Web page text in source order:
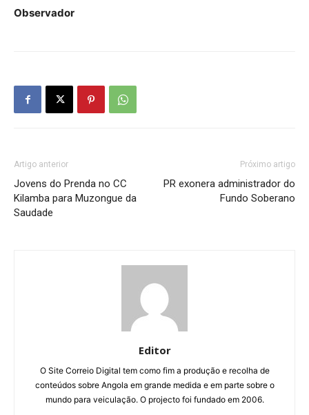
Observador
Artigo anterior
Jovens do Prenda no CC
Kilamba para Muzongue da
Saudade
Próximo artigo
PR exonera administrador do
Fundo Soberano
Editor
O Site Correio Digital tem como fim a produção e recolha de
conteúdos sobre Angola em grande medida e em parte sobre o
mundo para veiculação. O projecto foi fundado em 2006.